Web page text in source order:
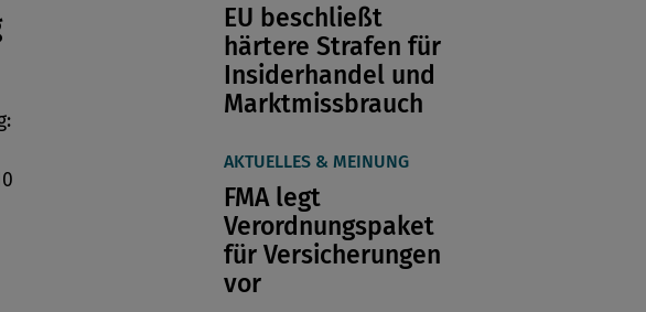
EU beschließt
härtere Strafen für
Insiderhandel und
Marktmissbrauch
AKTUELLES & MEINUNG
FMA legt
Verordnungspaket
für Versicherungen
vor